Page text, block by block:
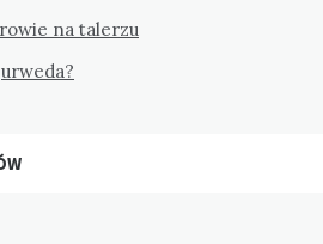
na talerzu